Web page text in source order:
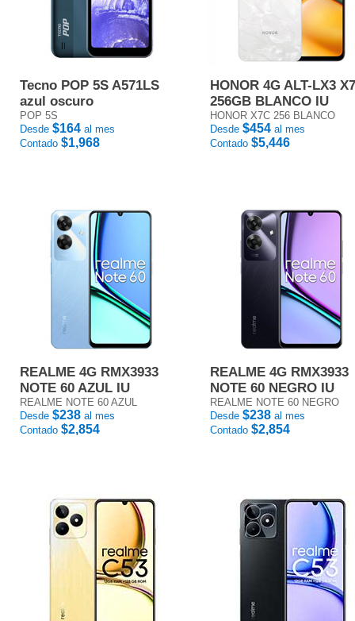
Tecno POP 5S A571LS
azul oscuro
POP 5S
Desde $164 al mes
Contado $1,968
HONOR 4G ALT-LX3
256GB BLANCO IU
HONOR X7C 256 BLANCO
Desde $454 al mes
Contado $5,446
REALME 4G RMX3933
NOTE 60 AZUL IU
REALME NOTE 60 AZUL
Desde $238 al mes
Contado $2,854
REALME 4G RMX3933
NOTE 60 NEGRO IU
REALME NOTE 60 NEGRO
Desde $238 al mes
Contado $2,854